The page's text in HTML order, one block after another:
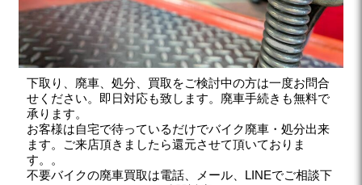
下取り、廃車、処分、買取をご検討中の方は一度お問合
せください。即日対応も致します。廃車手続きも無料で
承ります。
お客様は自宅で待っているだけでバイク廃車・処分出来
ます。ご来店頂きましたら還元させて頂いておりま
す。。
不要バイクの廃車買取は電話、メール、LINEでご相談下